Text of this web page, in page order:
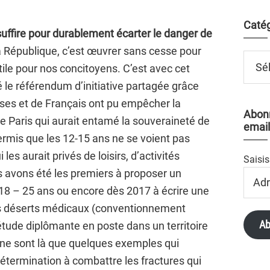
pour durablement écarter le danger de
c’est œuvrer sans cesse pour
pour nos concitoyens. C’est avec cet
référendum d’initiative partagée grâce
et de Français ont pu empêcher la
Paris qui aurait entamé la souveraineté de
que les 12-15 ans ne se voient pas
aurait privés de loisirs, d’activités
été les premiers à proposer un
– 25 ans ou encore dès 2017 à écrire une
déserts médicaux (conventionnement
diplômante en poste dans un territoire
sont là que quelques exemples qui
à combattre les fractures qui
Email